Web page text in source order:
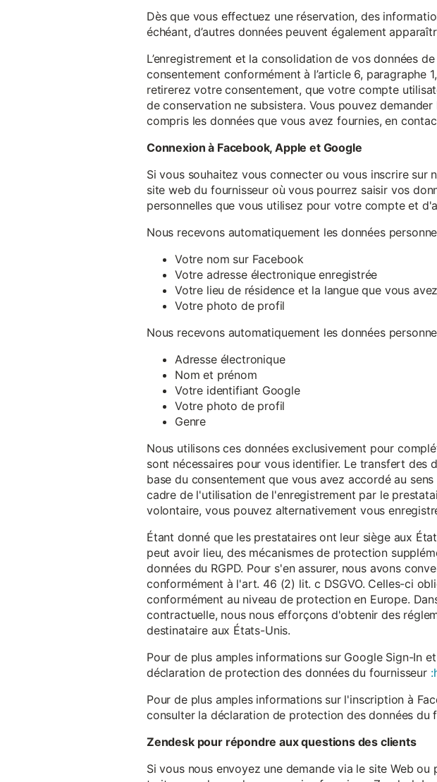
Dès que vous effectuez une réservation, des
échéant, d’autres données peuvent également
L’enregistrement et la consolidation de vos données
consentement conformément à l’article 6, paragraphe
retirerez votre consentement, que votre compte
de conservation ne subsistera. Vous pouvez
compris les données que vous avez fournies, en
Connexion à Facebook, Apple et Google
Si vous souhaitez vous connecter ou vous inscrire
site web du fournisseur où vous pourrez saisir vos
personnelles que vous utilisez pour votre compte et
Nous recevons automatiquement les données
Votre nom sur Facebook
Votre adresse électronique enregistrée
Votre lieu de résidence et la langue que vous
Votre photo de profil
Nous recevons automatiquement les données
Adresse électronique
Nom et prénom
Votre identifiant Google
Votre photo de profil
Genre
Nous utilisons ces données exclusivement pour
sont nécessaires pour vous identifier. Le transfert des
base du consentement que vous avez accordé au
cadre de l'utilisation de l'enregistrement par le
volontaire, vous pouvez alternativement vous
Étant donné que les prestataires ont leur siège aux
peut avoir lieu, des mécanismes de protection
données du RGPD. Pour s'en assurer, nous avons
conformément à l'art. 46 (2) lit. c DSGVO. Celles-ci
conformément au niveau de protection en Europe.
contractuelle, nous nous efforçons d'obtenir des
destinataire aux États-Unis.
Pour de plus amples informations sur Google Sign-In
déclaration de protection des données du fournisseur
Pour de plus amples informations sur l'inscription à
consulter la déclaration de protection des données du
Zendesk pour répondre aux questions des clients
Si vous nous envoyez une demande via le site Web